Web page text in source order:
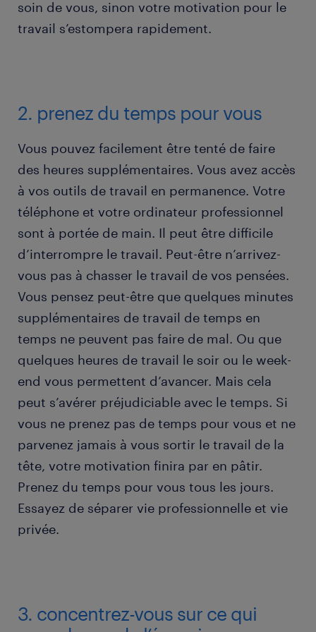
soin de vous, sinon votre motivation pour le
travail s’estompera rapidement.
2. prenez du temps pour vous
Vous pouvez facilement être tenté de faire
des heures supplémentaires. Vous avez accès
à vos outils de travail en permanence. Votre
téléphone et votre ordinateur professionnel
sont à portée de main. Il peut être difficile
d’interrompre le travail. Peut-être n’arrivez-
vous pas à chasser le travail de vos pensées.
Vous pensez peut-être que quelques minutes
supplémentaires de travail de temps en
temps ne peuvent pas faire de mal. Ou que
quelques heures de travail le soir ou le week-
end vous permettent d’avancer. Mais cela
peut s’avérer préjudiciable avec le temps. Si
vous ne prenez pas de temps pour vous et ne
parvenez jamais à vous sortir le travail de la
tête, votre motivation finira par en pâtir.
Prenez du temps pour vous tous les jours.
Essayez de séparer vie professionnelle et vie
privée.
3. concentrez-vous sur ce qui